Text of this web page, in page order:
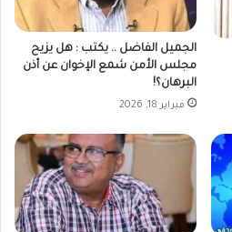
الجميل الفاضل .. يكتب : هل يزيح
مجلس الأمن شمع الإخوان عن أذن
البرهان؟!
فبراير 18, 2026